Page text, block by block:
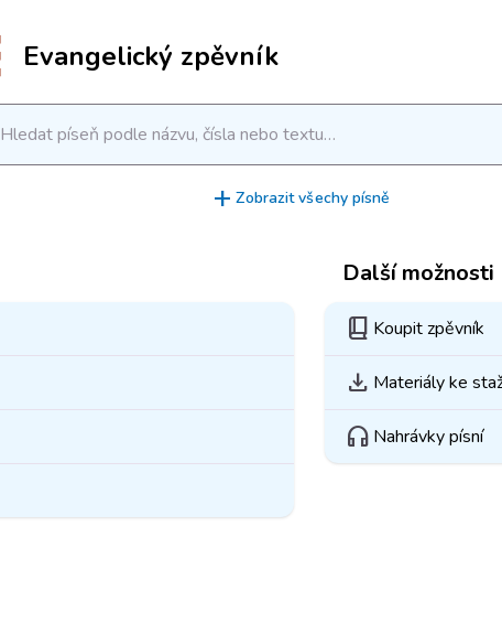
Evangelický zpěvník
Hledat píseň podle názvu, čísla nebo textu…
addZobrazit všechy písně
Další možnosti
book_2 Koupit zpěvník
download Materiály ke
headphones Nahrávky písní